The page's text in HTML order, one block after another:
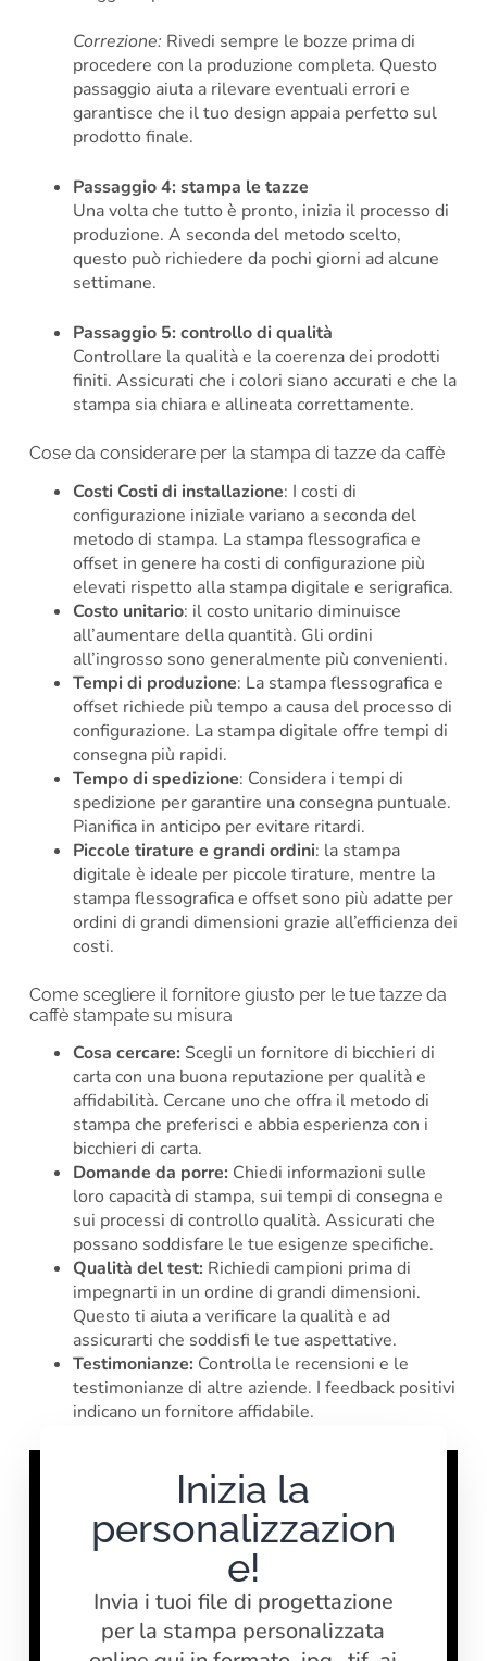
Correzione: Rivedi sempre le bozze prima di
procedere con la produzione completa. Questo
passaggio aiuta a rilevare eventuali errori e
garantisce che il tuo design appaia perfetto sul
prodotto finale.
Passaggio 4: stampa le tazze
Una volta che tutto è pronto, inizia il processo di
produzione. A seconda del metodo scelto,
questo può richiedere da pochi giorni ad alcune
settimane.
Passaggio 5: controllo di qualità
Controllare la qualità e la coerenza dei prodotti
finiti. Assicurati che i colori siano accurati e che la
stampa sia chiara e allineata correttamente.
Cose da considerare per la stampa di tazze da caffè
Costi Costi di installazione: I costi di
configurazione iniziale variano a seconda del
metodo di stampa. La stampa flessografica e
offset in genere ha costi di configurazione più
elevati rispetto alla stampa digitale e serigrafica.
Costo unitario: il costo unitario diminuisce
all’aumentare della quantità. Gli ordini
all’ingrosso sono generalmente più convenienti.
Tempi di produzione: La stampa flessografica e
offset richiede più tempo a causa del processo di
configurazione. La stampa digitale offre tempi di
consegna più rapidi.
Tempo di spedizione: Considera i tempi di
spedizione per garantire una consegna puntuale.
Pianifica in anticipo per evitare ritardi.
Piccole tirature e grandi ordini: la stampa
digitale è ideale per piccole tirature, mentre la
stampa flessografica e offset sono più adatte per
ordini di grandi dimensioni grazie all’efficienza dei
costi.
Come scegliere il fornitore giusto per le tue tazze da
caffè stampate su misura
Cosa cercare: Scegli un fornitore di bicchieri di
carta con una buona reputazione per qualità e
affidabilità. Cercane uno che offra il metodo di
stampa che preferisci e abbia esperienza con i
bicchieri di carta.
Domande da porre: Chiedi informazioni sulle
loro capacità di stampa, sui tempi di consegna e
sui processi di controllo qualità. Assicurati che
possano soddisfare le tue esigenze specifiche.
Qualità del test: Richiedi campioni prima di
impegnarti in un ordine di grandi dimensioni.
Questo ti aiuta a verificare la qualità e ad
assicurarti che soddisfi le tue aspettative.
Testimonianze: Controlla le recensioni e le
testimonianze di altre aziende. I feedback positivi
indicano un fornitore affidabile.
Inizia la
personalizzazion
e!
Invia i tuoi file di progettazione
per la stampa personalizzata